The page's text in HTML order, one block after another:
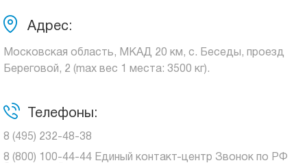
Адрес:
Московская область, МКАД 20 км, с. Беседы, проезд
Береговой, 2 (max вес 1 места: 3500 кг).
Телефоны:
8 (495) 232-48-38
8 (800) 100-44-44 Единый контакт-центр Звонок по РФ